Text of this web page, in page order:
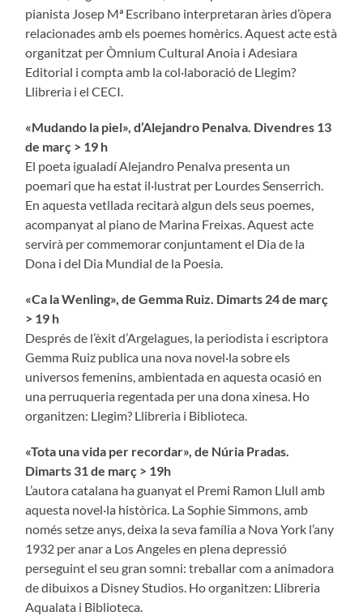
pianista Josep Mª Escribano interpretaran àries d’òpera
relacionades amb els poemes homèrics. Aquest acte està
organitzat per Òmnium Cultural Anoia i Adesiara
Editorial i compta amb la col·laboració de Llegim?
Llibreria i el CECI.
«Mudando la piel», d’Alejandro Penalva. Divendres 13
de març > 19 h
El poeta igualadí Alejandro Penalva presenta un
poemari que ha estat il·lustrat per Lourdes Senserrich.
En aquesta vetllada recitarà algun dels seus poemes,
acompanyat al piano de Marina Freixas. Aquest acte
servirà per commemorar conjuntament el Dia de la
Dona i del Dia Mundial de la Poesia.
«Ca la Wenling», de Gemma Ruiz. Dimarts 24 de març
> 19 h
Després de l’èxit d’Argelagues, la periodista i escriptora
Gemma Ruiz publica una nova novel·la sobre els
universos femenins, ambientada en aquesta ocasió en
una perruqueria regentada per una dona xinesa. Ho
organitzen: Llegim? Llibreria i Biblioteca.
«Tota una vida per recordar», de Núria Pradas.
Dimarts 31 de març > 19h
L’autora catalana ha guanyat el Premi Ramon Llull amb
aquesta novel·la històrica. La Sophie Simmons, amb
només setze anys, deixa la seva família a Nova York l’any
1932 per anar a Los Angeles en plena depressió
perseguint el seu gran somni: treballar com a animadora
de dibuixos a Disney Studios. Ho organitzen: Llibreria
Aqualata i Biblioteca.